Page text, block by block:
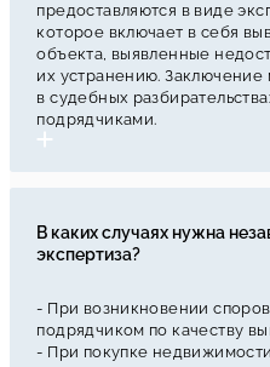
предоставляются в виде
которое включает в себя
объекта, выявленные
их устранению. Заключение
в судебных
подрядчиками.
В каких случаях нужна
экспертиза?
- При возникновении
подрядчиком по качеству
- При покупке